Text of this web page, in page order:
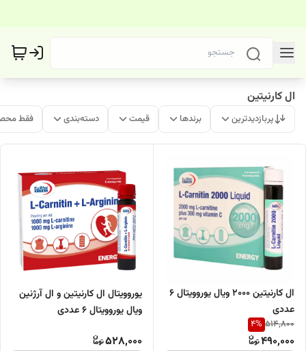
ال کارنیتین
پربازدیدترین برندها قیمت دسته‌بندی فقط
ال کارنیتین 2000 ویال یوروویتال 6
عددی
514,800
4%
490,000
یوروویتال ال کارنیتین و ال آرژنین
ویال یوروویتال 6 عددی
528,000